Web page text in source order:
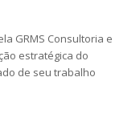
GRMS Consultoria e
estratégica do
de seu trabalho